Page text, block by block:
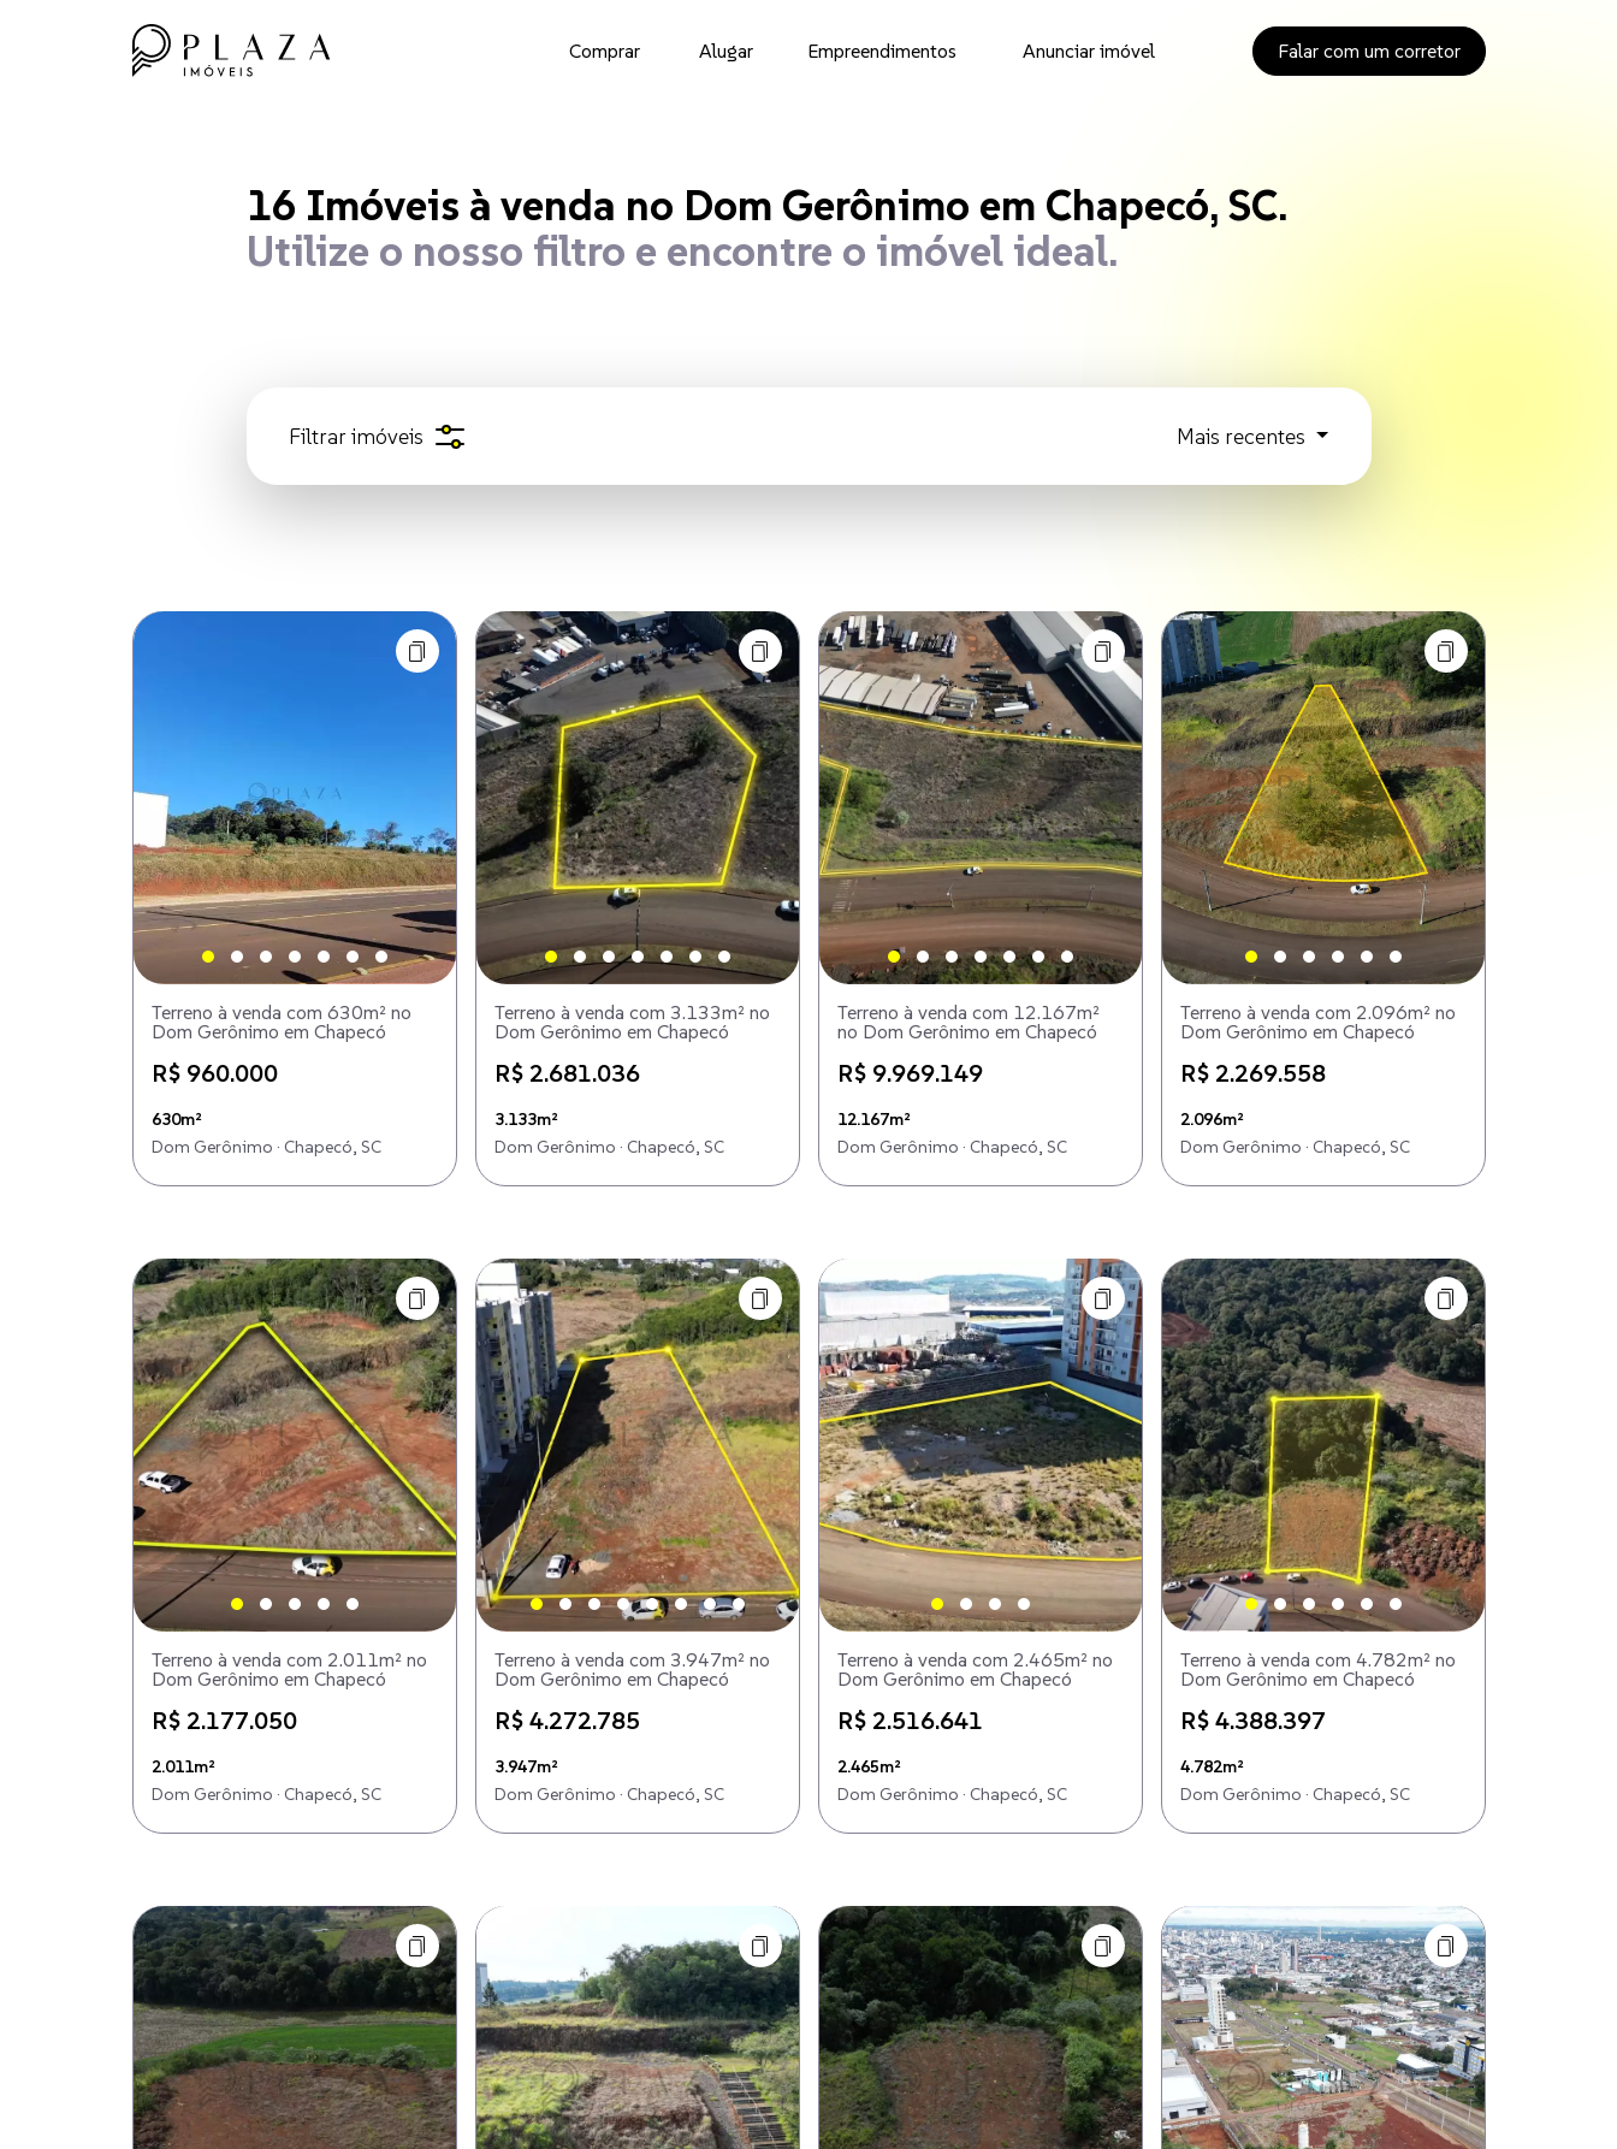
Comprar Alugar Empreendimentos Anunciar imóvel Falar com um corretor
16Imóveis à vendano Dom Gerônimo em
16 Imóveis à venda no Dom Gerônimo em Chapecó, SC.
Utilize o nosso filtro e encontre o imóvel ideal.
Filtrarimóveis Mais recentes
Terreno à venda com 630m² no
Dom Gerônimo em Chapecó
R$ 960.000
630m²
Dom Gerônimo · Chapecó, SC
Terreno à venda com 3.133m² no
Dom Gerônimo em Chapecó
R$ 2.681.036
3.133m²
Dom Gerônimo · Chapecó, SC
Terreno à venda com 12.167m²
no Dom Gerônimo em Chapecó
R$ 9.969.149
12.167m²
Dom Gerônimo · Chapecó, SC
Terreno à venda com 2.096m² no
Dom Gerônimo em Chapecó
R$ 2.269.558
2.096m²
Dom Gerônimo · Chapecó, SC
Terreno à venda com 2.011m² no
Dom Gerônimo em Chapecó
R$ 2.177.050
2.011m²
Dom Gerônimo · Chapecó, SC
Terreno à venda com 3.947m² no
Dom Gerônimo em Chapecó
R$ 4.272.785
3.947m²
Dom Gerônimo · Chapecó, SC
Terreno à venda com 2.465m² no
Dom Gerônimo em Chapecó
R$ 2.516.641
2.465m²
Dom Gerônimo · Chapecó, SC
Terreno à venda com 4.782m² no
Dom Gerônimo em Chapecó
R$ 4.388.397
4.782m²
Dom Gerônimo · Chapecó, SC